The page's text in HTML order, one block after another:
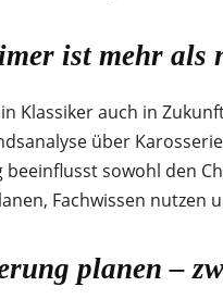
ist mehr als
Klassiker auch in
über
beeinflusst sowohl den
Fachwissen nutzen
planen –